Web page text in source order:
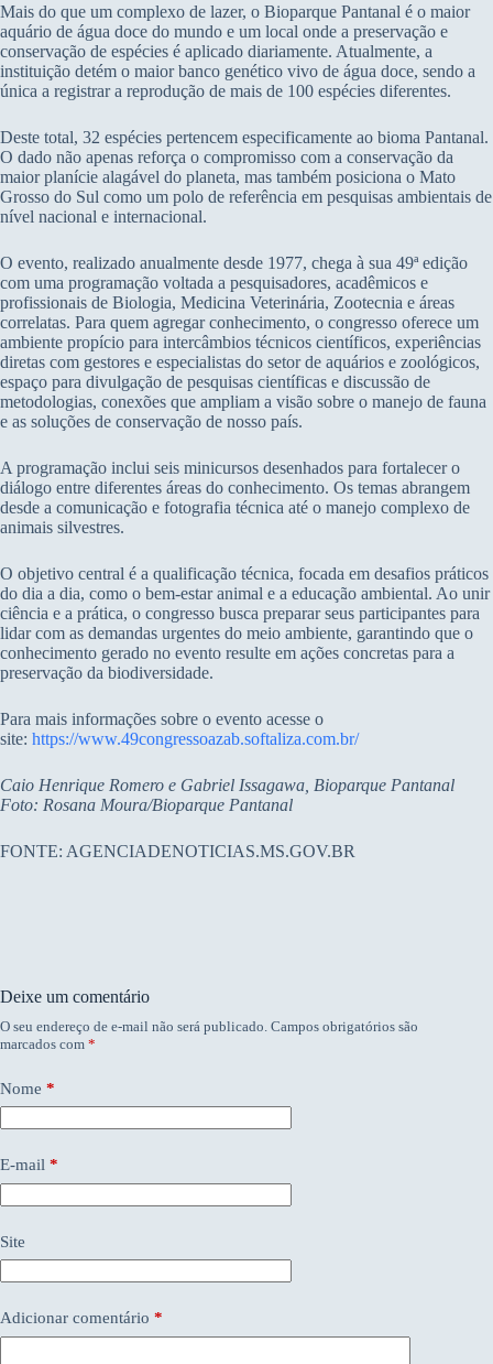
Mais do que um complexo de lazer, o Bioparque Pantanal é o maior
aquário de água doce do mundo e um local onde a preservação e
conservação de espécies é aplicado diariamente. Atualmente, a
instituição detém o maior banco genético vivo de água doce, sendo a
única a registrar a reprodução de mais de 100 espécies diferentes.
Deste total, 32 espécies pertencem especificamente ao bioma Pantanal.
O dado não apenas reforça o compromisso com a conservação da
maior planície alagável do planeta, mas também posiciona o Mato
Grosso do Sul como um polo de referência em pesquisas ambientais de
nível nacional e internacional.
O evento, realizado anualmente desde 1977, chega à sua 49ª edição
com uma programação voltada a pesquisadores, acadêmicos e
profissionais de Biologia, Medicina Veterinária, Zootecnia e áreas
correlatas. Para quem agregar conhecimento, o congresso oferece um
ambiente propício para intercâmbios técnicos científicos, experiências
diretas com gestores e especialistas do setor de aquários e zoológicos,
espaço para divulgação de pesquisas científicas e discussão de
metodologias, conexões que ampliam a visão sobre o manejo de fauna
e as soluções de conservação de nosso país.
A programação inclui seis minicursos desenhados para fortalecer o
diálogo entre diferentes áreas do conhecimento. Os temas abrangem
desde a comunicação e fotografia técnica até o manejo complexo de
animais silvestres.
O objetivo central é a qualificação técnica, focada em desafios práticos
do dia a dia, como o bem-estar animal e a educação ambiental. Ao unir
ciência e a prática, o congresso busca preparar seus participantes para
lidar com as demandas urgentes do meio ambiente, garantindo que o
conhecimento gerado no evento resulte em ações concretas para a
preservação da biodiversidade.
Para mais informações sobre o evento acesse o
site: https://www.49congressoazab.softaliza.com.br/
Caio Henrique Romero e Gabriel Issagawa, Bioparque Pantanal
Foto: Rosana Moura/Bioparque Pantanal
FONTE: AGENCIADENOTICIAS.MS.GOV.BR
Deixe um comentário
O seu endereço de e-mail não será publicado. Campos obrigatórios são
marcados com *
Nome *
E-mail *
Site
Adicionar comentário *